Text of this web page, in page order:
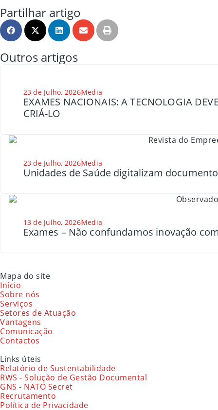
Partilhar artigo
Outros artigos
23 de Julho, 2026Media
EXAMES NACIONAIS: A TECNOLOGIA
CRIÁ-LO
23 de Julho, 2026Media
Unidades de Saúde digitalizam
13 de Julho, 2026Media
Exames – Não confundamos inovação
Mapa do site
Início
Sobre nós
Serviços
Setores de Atuação
Vantagens
Comunicação
Contactos
Links úteis
Relatório de Sustentabilidade
RWS - Solução de Gestão Documental
GNS - NATO Secret
Recrutamento
Política de Privacidade